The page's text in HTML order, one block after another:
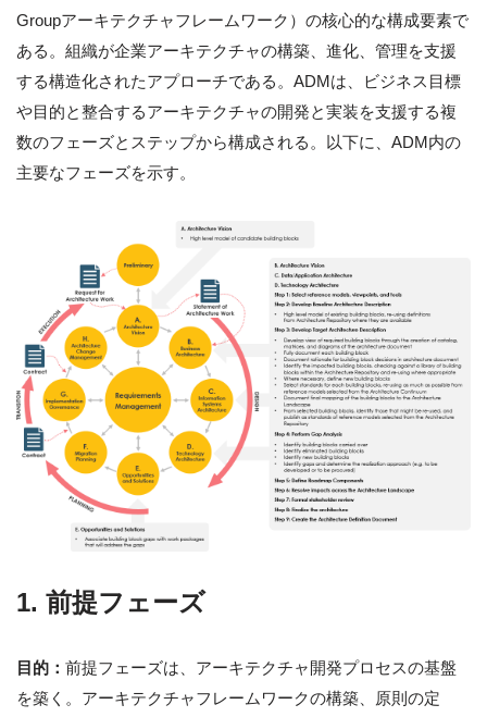
Groupアーキテクチャフレームワーク）の核心的な構成要素で
ある。組織が企業アーキテクチャの構築、進化、管理を支援
する構造化されたアプローチである。ADMは、ビジネス目標
や目的と整合するアーキテクチャの開発と実装を支援する複
数のフェーズとステップから構成される。以下に、ADM内の
主要なフェーズを示す。
1. 前提フェーズ
目的： 前提フェーズは、アーキテクチャ開発プロセスの基盤
を築く。アーキテクチャフレームワークの構築、原則の定